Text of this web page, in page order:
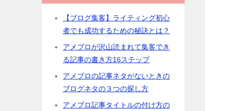
【ブログ集客】ライティング初心
者でも成功するための秘訣とは？
アメブロが沢山読まれて集客でき
る記事の書き方16ステップ
アメブロの記事ネタがないときの
ブログネタの３つの探し方
アメブロ記事タイトルの付け方の